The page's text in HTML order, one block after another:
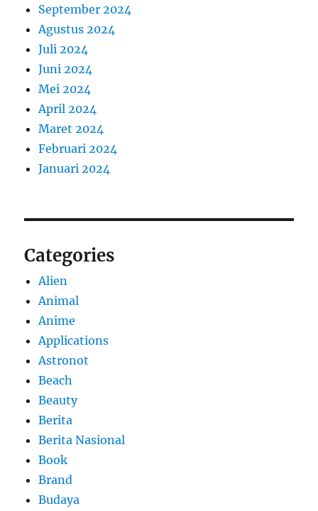
September 2024
Agustus 2024
Juli 2024
Juni 2024
Mei 2024
April 2024
Maret 2024
Februari 2024
Januari 2024
Categories
Alien
Animal
Anime
Applications
Astronot
Beach
Beauty
Berita
Berita Nasional
Book
Brand
Budaya